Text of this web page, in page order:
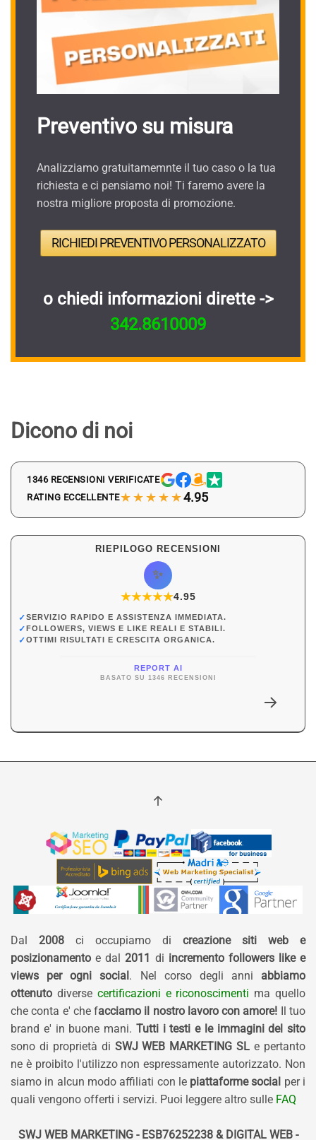
Preventivo su misura
Analizziamo gratuitamemnte il tuo caso o la tua
richiesta e ci pensiamo noi! Ti faremo avere la
nostra migliore proposta di promozione.
RICHIEDI PREVENTIVO PERSONALIZZATO
o chiedi informazioni dirette ->
342.8610009
Dicono di noi
1346 RECENSIONI VERIFICATE
RATING ECCELLENTE★★★★★4.95
RIEPILOGO RECENSIONI
✨
★★★★★
★4.95
✓SERVIZIO RAPIDO E ASSISTENZA IMMEDIATA.
✓ FOLLOWERS, VIEWS E LIKE REALI E STABILI.
✓OTTIMI RISULTATI E CRESCITA ORGANICA.
REPORT AI
BASATO SU 1346 RECENSIONI
Dal 2008 ci occupiamo di creazione siti web e
posizionamento e dal 2011 di incremento followers like e
views per ogni social . Nel corso degli anni abbiamo
ottenuto diverse certificazioni e riconoscimenti ma quello
che conta e' che facciamo il nostro lavoro con amore! Il tuo
brand e' in buone mani. Tutti i testi e le immagini del sito
sono di proprietà di SWJ WEB MARKETING SL e pertanto
ne è proibito l'utilizzo non espressamente autorizzato. Non
siamo in alcun modo affiliati con le piattaforme social per i
quali vengono offerti i servizi. Puoi leggere altro sulle FAQ
SWJ WEB MARKETING - ESB76252238 & DIGITAL WEB -